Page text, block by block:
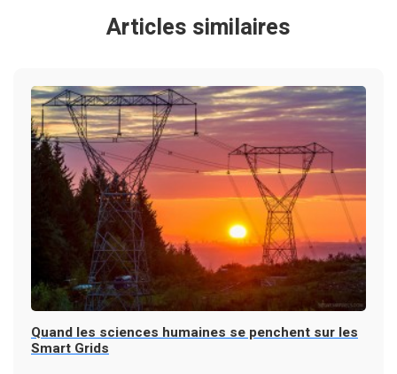
Articles similaires
Quand les sciences humaines se penchent sur les
Smart Grids